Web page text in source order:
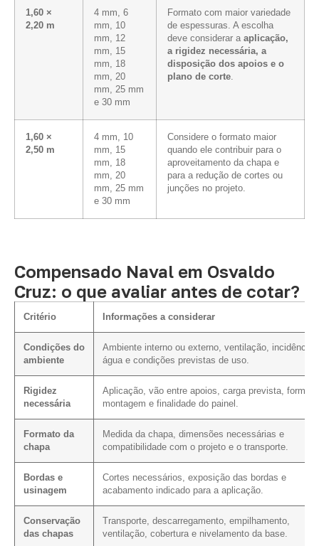
1,60 ×
2,20 m
4 mm, 6
mm, 10
mm, 12
mm, 15
mm, 18
mm, 20
mm, 25 mm
e 30 mm
Formato com maior variedade
de espessuras. A escolha
deve considerar a aplicação,
a rigidez necessária, a
disposição dos apoios e o
plano de corte.
1,60 ×
2,50 m
4 mm, 10
mm, 15
mm, 18
mm, 20
mm, 25 mm
e 30 mm
Considere o formato maior
quando ele contribuir para o
aproveitamento da chapa e
para a redução de cortes ou
junções no projeto.
Compensado Naval em Osvaldo
Cruz: o que avaliar antes de cotar?
Critério Informações a considerar
Condições do
ambiente
Ambiente interno ou externo, ventilação, incidência
água e condições previstas de uso.
Rigidez
necessária
Aplicação, vão entre apoios, carga prevista, forma
montagem e finalidade do painel.
Formato da
chapa
Medida da chapa, dimensões necessárias e
compatibilidade com o projeto e o transporte.
Bordas e
usinagem
Cortes necessários, exposição das bordas e
acabamento indicado para a aplicação.
Conservação
das chapas
Transporte, descarregamento, empilhamento,
ventilação, cobertura e nivelamento da base.